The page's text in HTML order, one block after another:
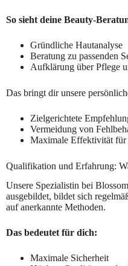
So sieht deine Beauty-
Gründliche Hautanalyse
Beratung zu passenden
Aufklärung über Pflege
Das bringt dir unsere
Zielgerichtete
Vermeidung von
Maximale Effektivität für
Qualifikation und Erfahrung:
Unsere Spezialistin bei
ausgebildet, bildet sich
auf anerkannte Methoden.
Das bedeutet für dich:
Maximale Sicherheit